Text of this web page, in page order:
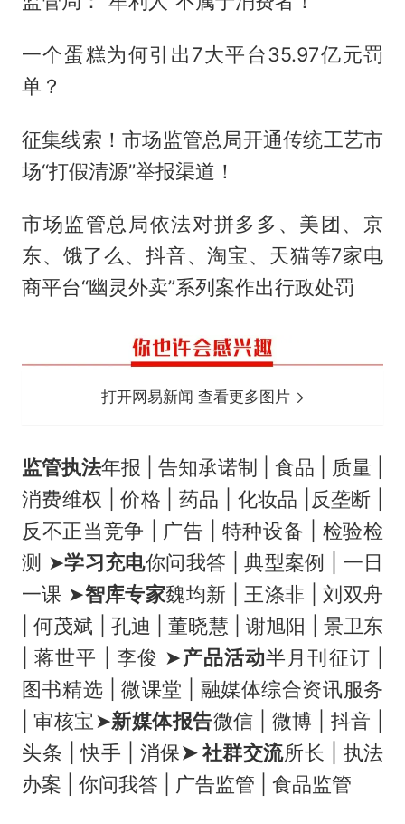
一个蛋糕为何引出7大平台35.97亿元罚
单？
征集线索！市场监管总局开通传统工艺市
场“打假清源”举报渠道！
市场监管总局依法对拼多多、美团、京
东、饿了么、抖音、淘宝、天猫等7家电
商平台“幽灵外卖”系列案作出行政处罚
打开网易新闻 查看更多图片
监管执法年报 | 告知承诺制 | 食品 | 质量 |
消费维权 | 价格 | 药品 | 化妆品 |反垄断 |
反不正当竞争 | 广告 | 特种设备 | 检验检
测 ➤学习充电你问我答 | 典型案例 | 一日
一课 ➤智库专家魏均新 | 王涤非 | 刘双舟
| 何茂斌 | 孔迪 | 董晓慧 | 谢旭阳 | 景卫东
| 蒋世平 | 李俊 ➤产品活动半月刊征订 |
图书精选 | 微课堂 | 融媒体综合资讯服务
| 审核宝➤新媒体报告微信 | 微博 | 抖音 |
头条 | 快手 | 消保➤ 社群交流所长 | 执法
办案 | 你问我答 | 广告监管 | 食品监管